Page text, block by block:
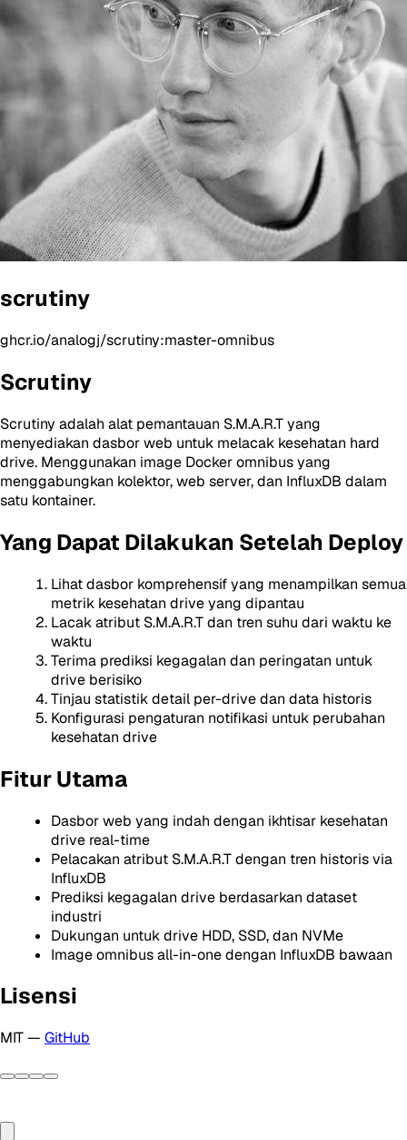
scrutiny
ghcr.io/analogj/scrutiny:master-omnibus
Scrutiny
Scrutiny adalah alat pemantauan S.M.A.R.T yang
menyediakan dasbor web untuk melacak kesehatan hard
drive. Menggunakan image Docker omnibus yang
menggabungkan kolektor, web server, dan InfluxDB dalam
satu kontainer.
Yang Dapat Dilakukan Setelah Deploy
Lihat dasbor komprehensif yang menampilkan semua
metrik kesehatan drive yang dipantau
Lacak atribut S.M.A.R.T dan tren suhu dari waktu ke
waktu
Terima prediksi kegagalan dan peringatan untuk
drive berisiko
Tinjau statistik detail per-drive dan data historis
Konfigurasi pengaturan notifikasi untuk perubahan
kesehatan drive
Fitur Utama
Dasbor web yang indah dengan ikhtisar kesehatan
drive real-time
Pelacakan atribut S.M.A.R.T dengan tren historis via
InfluxDB
Prediksi kegagalan drive berdasarkan dataset
industri
Dukungan untuk drive HDD, SSD, dan NVMe
Image omnibus all-in-one dengan InfluxDB bawaan
Lisensi
MIT — GitHub